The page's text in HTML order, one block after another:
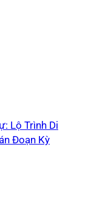
Lộ Trình Di
Đoạn Kỳ